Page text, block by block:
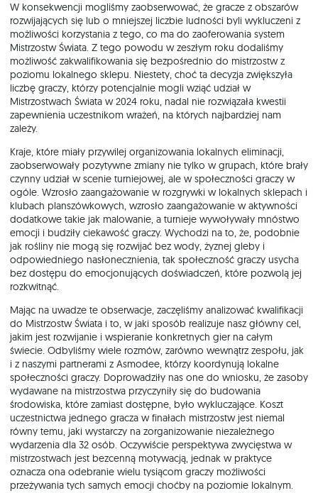
W konsekwencji mogliśmy zaobserwować, że gracze z obszarów
rozwijających się lub o mniejszej liczbie ludności byli wykluczeni z
możliwości korzystania z tego, co ma do zaoferowania system
Mistrzostw Świata. Z tego powodu w zeszłym roku dodaliśmy
możliwość zakwalifikowania się bezpośrednio do mistrzostw z
poziomu lokalnego sklepu. Niestety, choć ta decyzja zwiększyła
liczbę graczy, którzy potencjalnie mogli wziąć udział w
Mistrzostwach Świata w 2024 roku, nadal nie rozwiązała kwestii
zapewnienia uczestnikom wrażeń, na których najbardziej nam
zależy.
Kraje, które miały przywilej organizowania lokalnych eliminacji,
zaobserwowały pozytywne zmiany nie tylko w grupach, które brały
czynny udział w scenie turniejowej, ale w społeczności graczy w
ogóle. Wzrosło zaangażowanie w rozgrywki w lokalnych sklepach i
klubach planszówkowych, wzrosło zaangażowanie w aktywności
dodatkowe takie jak malowanie, a turnieje wywoływały mnóstwo
emocji i budziły ciekawość graczy. Wychodzi na to, że, podobnie
jak rośliny nie mogą się rozwijać bez wody, żyznej gleby i
odpowiedniego nasłonecznienia, tak społeczność graczy usycha
bez dostępu do emocjonujących doświadczeń, które pozwolą jej
rozkwitnąć.
Mając na uwadze te obserwacje, zaczęliśmy analizować kwalifikacji
do Mistrzostw Świata i to, w jaki sposób realizuje nasz główny cel,
jakim jest rozwijanie i wspieranie konkretnych gier na całym
świecie. Odbyliśmy wiele rozmów, zarówno wewnątrz zespołu, jak
i z naszymi partnerami z Asmodee, którzy koordynują lokalne
społeczności graczy. Doprowadziły nas one do wniosku, że zasoby
wydawane na mistrzostwa przyczyniły się do budowania
środowiska, które zamiast dostępne, było wykluczające. Koszt
uczestnictwa jednego gracza w finałach mistrzostw jest niemal
równy temu, jaki wystarczy na zorganizowanie niezależnego
wydarzenia dla 32 osób. Oczywiście perspektywa zwycięstwa w
mistrzostwach jest bezcenną motywacją, jednak w praktyce
oznacza ona odebranie wielu tysiącom graczy możliwości
przeżywania tych samych emocji choćby na poziomie lokalnym.